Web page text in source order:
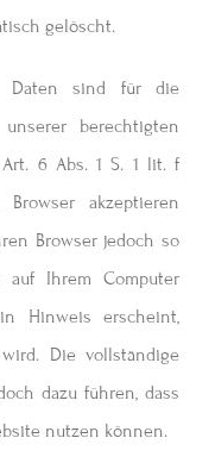
gelöscht.
Daten sind für die
berechtigten
6 Abs. 1 S. 1 lit. f
akzeptieren
Browser jedoch so
auf Ihrem Computer
Hinweis erscheint,
Die vollständige
dazu führen, dass
nutzen können.